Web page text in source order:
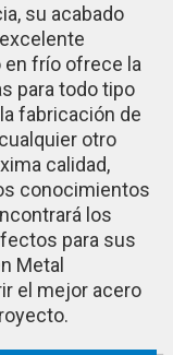
su acabado
en frío ofrece la
para todo tipo
fabricación de
otro
calidad,
conocimientos
los
para sus
Metal
el mejor acero